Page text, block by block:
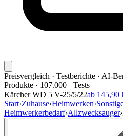
Preisvergleich · Testberichte · AI-
Produkte · 107.000+ Tests
Kärcher WD 5 V-25/5/22ab 145,90
Start›Zuhause›Heimwerken›
Heimwerkerbedarf›Allzwecksauger›